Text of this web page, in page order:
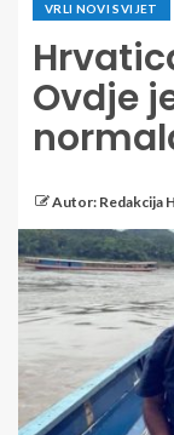
VRLI NOVI SVIJET
Ovdje
Autor: Redakcija